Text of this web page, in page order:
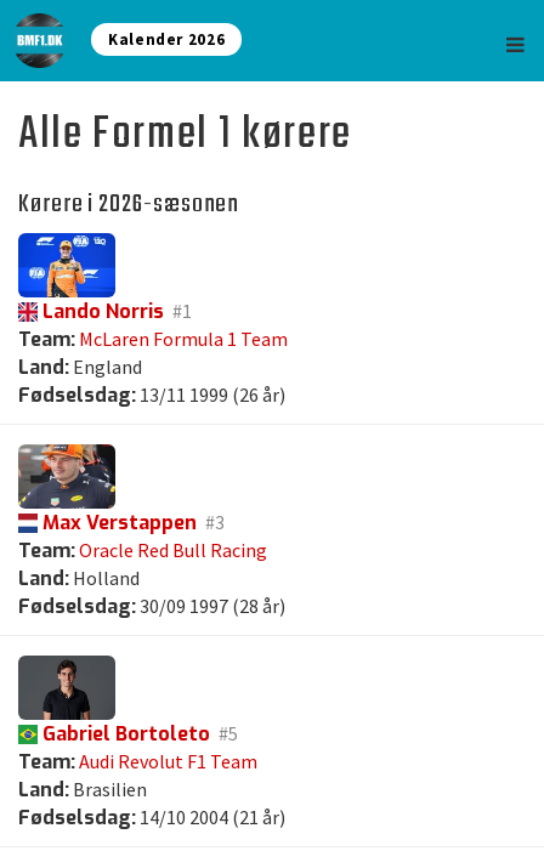
Kalender 2026
Alle Formel 1 kørere
Kørere i 2026-sæsonen
Lando Norris #1
Team: McLaren Formula 1 Team
Land: England
Fødselsdag: 13/11 1999 (26 år)
Max Verstappen #3
Team:Oracle Red Bull Racing
Land: Holland
Fødselsdag:30/09 1997 (28 år)
Gabriel Bortoleto #5
Team:Audi Revolut F1 Team
Land: Brasilien
Fødselsdag: 14/10 2004 (21 år)